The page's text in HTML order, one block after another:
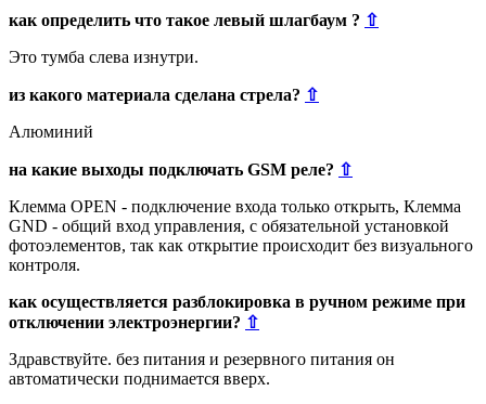
как определить что такое левый шлагбаум ? ⇧
Это тумба слева изнутри.
из какого материала сделана стрела? ⇧
Алюминий
на какие выходы подключать GSM реле? ⇧
Клемма OPEN - подключение входа только открыть, Клемма
GND - общий вход управления, с обязательной установкой
фотоэлементов, так как открытие происходит без визуального
контроля.
как осуществляется разблокировка в ручном режиме при
отключении электроэнергии? ⇧
Здравствуйте. без питания и резервного питания он
автоматически поднимается вверх.